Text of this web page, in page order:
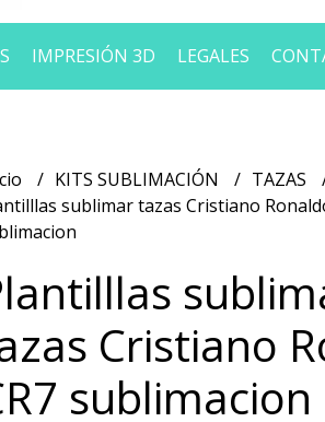
IMPRESIÓN 3D LEGALES
KITS SUBLIMACIÓN
TAZAS
sublimar tazas Cristiano
Cristiano
sublimacion